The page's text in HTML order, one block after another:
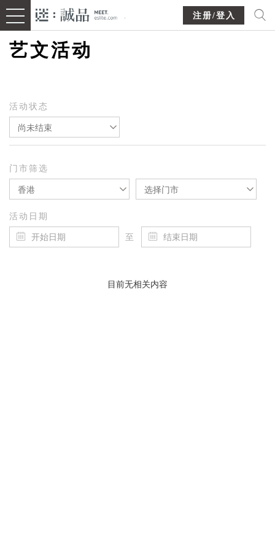
注册/登入
艺文活动
活动状态
尚未结束
门市筛选
香港 选择门市
活动日期
至
目前无相关内容